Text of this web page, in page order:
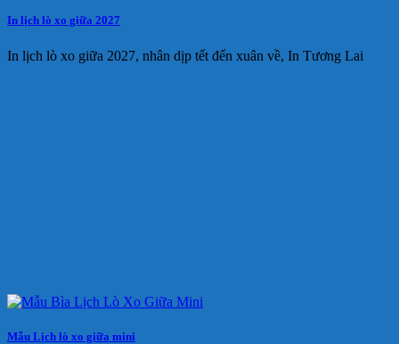
In lịch lò xo giữa 2027
In lịch lò xo giữa 2027, nhân dịp tết đến xuân về, In Tương Lai
Mẫu Lịch lò xo giữa mini